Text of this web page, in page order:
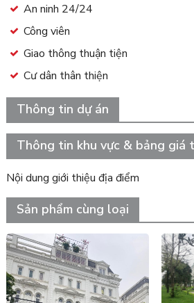
An ninh 24/24
Công viên
Giao thông thuận tiện
Cư dân thân thiện
Thông tin dự án
Thông tin khu vực & bảng giá
Nội dung giới thiệu địa điểm
Sản phẩm cùng loại